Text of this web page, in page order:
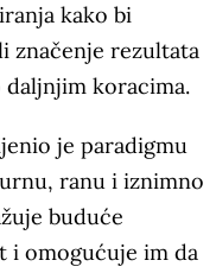
kako bi
značenje rezultata
koracima.
je paradigmu
ranu i iznimno
buduće
i omogućuje im da